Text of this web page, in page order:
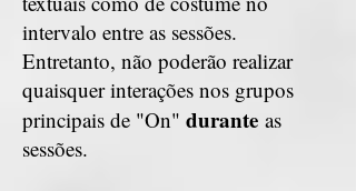
intervalo entre as sessões.
Entretanto, não poderão realizar
quaisquer interações nos grupos
principais de "On" durante as
sessões.